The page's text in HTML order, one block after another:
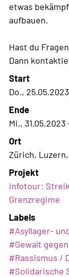
etwas
aufbauen.
Hast du
Dann
Start
Do.,
Ende
Mi., 31.05.2023
Ort
Zürich,
Projekt
Infotour:
Grenzregime
Labels
#Asyllager-
#Gewalt
#Rassismus /
#Solidarische